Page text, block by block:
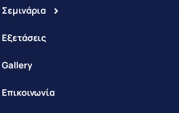
Σεμινάρια
Εξετάσεις
Gallery
Επικοινωνία